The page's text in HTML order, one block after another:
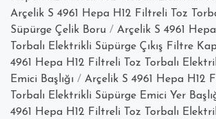
Arçelik S 4961 Hepa H12 Filtreli Toz
Süpürge Çelik Boru / Arçelik S 4961
Torbalı Elektrikli Süpürge Çıkış Filtre
4961 Hepa H12 Filtreli Toz Torbalı
Emici Başlığı / Arçelik S 4961 Hepa H12
Torbalı Elektrikli Süpürge Emici Yer
4961 Hepa H12 Filtreli Toz Torbalı